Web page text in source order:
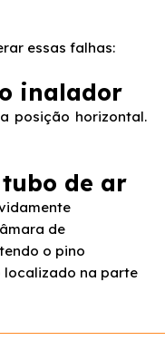
para a medição da
EXPIRATÓRIO
pouca névoa ou
DE FLUXO
e NEBCOMDC1
pouca névoa
essas falhas:
inalador
posição horizontal.
de ar
de
o pino
localizado na parte